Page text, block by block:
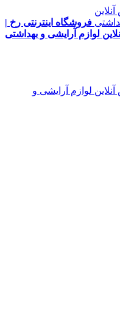
فروشگاه اینترنتی رخ |
لوازم آرایشی و بهداشتی